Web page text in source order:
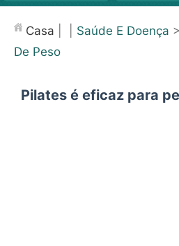
Saúde
Casa Saúde E Doença
De Peso
Pilates é eficaz para